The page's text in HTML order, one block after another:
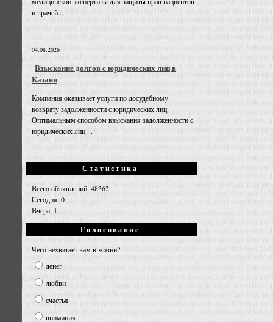
и врачей...
04.08.2026
Взыскание долгов с юридических лиц в
Казани
Компания оказывает услуги по досудебному
возврату задолженности с юридических лиц.
Оптимальным способом взыскания задолженности с
юридических лиц ...
Статистика
Всего объявлений: 48362
Сегодня: 0
Вчера: 1
Голосование
Чего нехватает вам в жизни?
денег
любви
счастья
внимания